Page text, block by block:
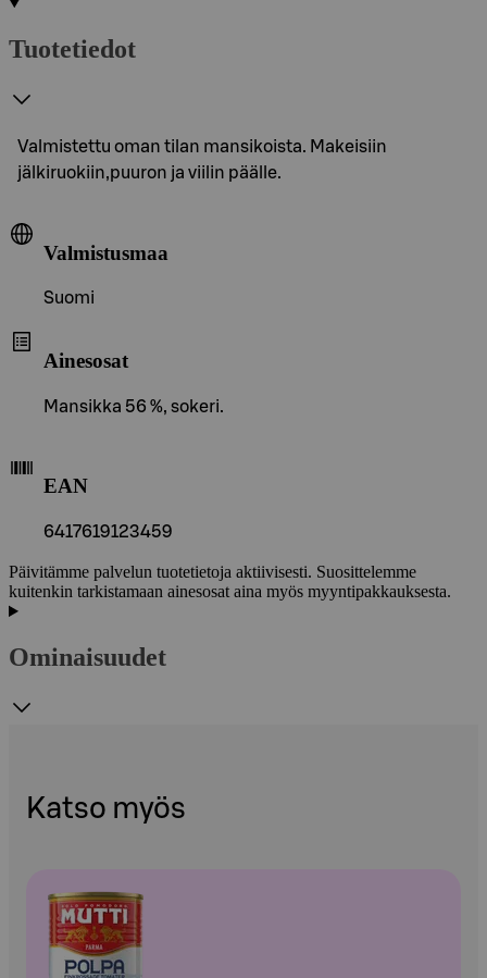
Tuotetiedot
Valmistettu oman tilan mansikoista. Makeisiin
jälkiruokiin,puuron ja viilin päälle.
Valmistusmaa
Suomi
Ainesosat
Mansikka 56 %, sokeri.
EAN
6417619123459
Päivitämme palvelun tuotetietoja aktiivisesti. Suosittelemme
kuitenkin tarkistamaan ainesosat aina myös myyntipakkauksesta.
Ominaisuudet
Katso myös